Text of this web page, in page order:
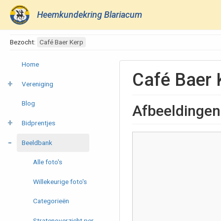
Heemkundekring Blariacum
Bezocht: Café Baer Kerp
Home
Vereniging
Blog
Bidprentjes
Beeldbank
Alle foto's
Willekeurige foto's
Categorieën
Café Baer
Afbeeldingen